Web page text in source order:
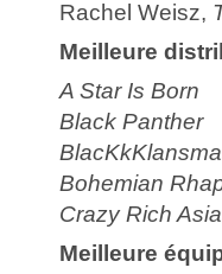
Rachel Weisz,
Meilleure
A Star Is Born
Black Panther
Bohemian
Crazy Rich
Meilleure